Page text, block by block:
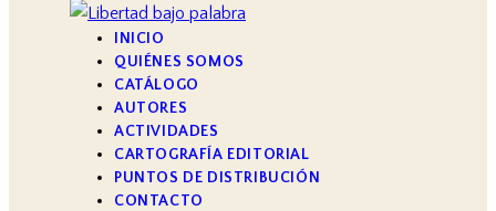
INICIO
QUIÉNES SOMOS
CATÁLOGO
AUTORES
ACTIVIDADES
CARTOGRAFÍA EDITORIAL
PUNTOS DE DISTRIBUCIÓN
CONTACTO